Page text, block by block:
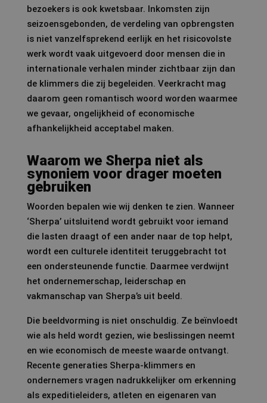
bezoekers is ook kwetsbaar. Inkomsten zijn
seizoensgebonden, de verdeling van opbrengsten
is niet vanzelfsprekend eerlijk en het risicovolste
werk wordt vaak uitgevoerd door mensen die in
internationale verhalen minder zichtbaar zijn dan
de klimmers die zij begeleiden. Veerkracht mag
daarom geen romantisch woord worden waarmee
we gevaar, ongelijkheid of economische
afhankelijkheid acceptabel maken.
Waarom we Sherpa niet als
synoniem voor drager moeten
gebruiken
Woorden bepalen wie wij denken te zien. Wanneer
‘Sherpa’ uitsluitend wordt gebruikt voor iemand
die lasten draagt of een ander naar de top helpt,
wordt een culturele identiteit teruggebracht tot
een ondersteunende functie. Daarmee verdwijnt
het ondernemerschap, leiderschap en
vakmanschap van Sherpa’s uit beeld.
Die beeldvorming is niet onschuldig. Ze beïnvloedt
wie als held wordt gezien, wie beslissingen neemt
en wie economisch de meeste waarde ontvangt.
Recente generaties Sherpa-klimmers en
ondernemers vragen nadrukkelijker om erkenning
als expeditieleiders, atleten en eigenaren van